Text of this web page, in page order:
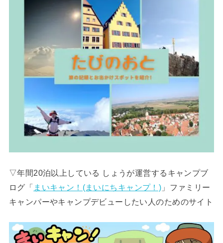
▽年間20泊以上している しょうが運営するキャンプブ
ログ「 まいキャン！(まいにちキャンプ！) 」ファミリー
キャンパーやキャンプデビューしたい人のためのサイト